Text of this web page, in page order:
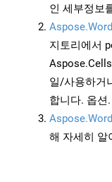
인 세부정보
지토리에서
일/사용하거
합니다. 옵션.
해 자세히 알